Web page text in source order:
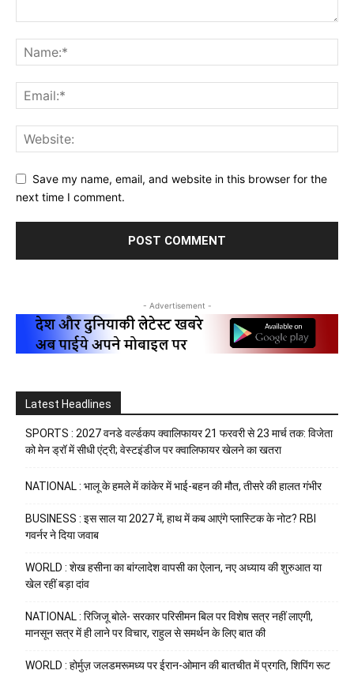
Save my name, email, and website in this browser for the
next time I comment.
- Advertisement -
Latest Headlines
SPORTS : 2027 वनडे वर्ल्डकप क्वालिफायर 21 फरवरी से 23 मार्च तक: विजेता
को मेन ड्रॉ में सीधी एंट्री; वेस्टइंडीज पर क्वालिफायर खेलने का खतरा
NATIONAL : भालू के हमले में कांकेर में भाई-बहन की मौत, तीसरे की हालत गंभीर
BUSINESS : इस साल या 2027 में, हाथ में कब आएंगे प्लास्टिक के नोट? RBI
गवर्नर ने दिया जवाब
WORLD : शेख हसीना का बांग्लादेश वापसी का ऐलान, नए अध्याय की शुरुआत या
खेल रहीं बड़ा दांव
NATIONAL : रिजिजू बोले- सरकार परिसीमन बिल पर विशेष सत्र नहीं लाएगी,
मानसून सत्र में ही लाने पर विचार, राहुल से समर्थन के लिए बात की
WORLD : होर्मुज़ जलडमरूमध्य पर ईरान-ओमान की बातचीत में प्रगति, शिपिंग रूट